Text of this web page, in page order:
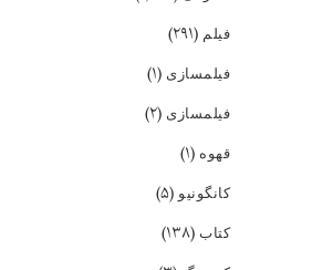
فیلم (۲۹۱)
فیلمسازی (۱)
فیلمسازی (۲)
قهوه (۱)
کانگونیو(۵)
کتاب (۱۳۸)